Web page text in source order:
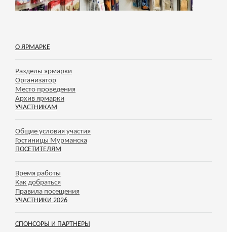
О ЯРМАРКЕ
Разделы ярмарки
Организатор
Место проведения
Архив ярмарки
УЧАСТНИКАМ
Общие условия участия
Гостиницы Мурманска
ПОСЕТИТЕЛЯМ
Время работы
Как добраться
Правила посещения
УЧАСТНИКИ 2026
СПОНСОРЫ И ПАРТНЕРЫ